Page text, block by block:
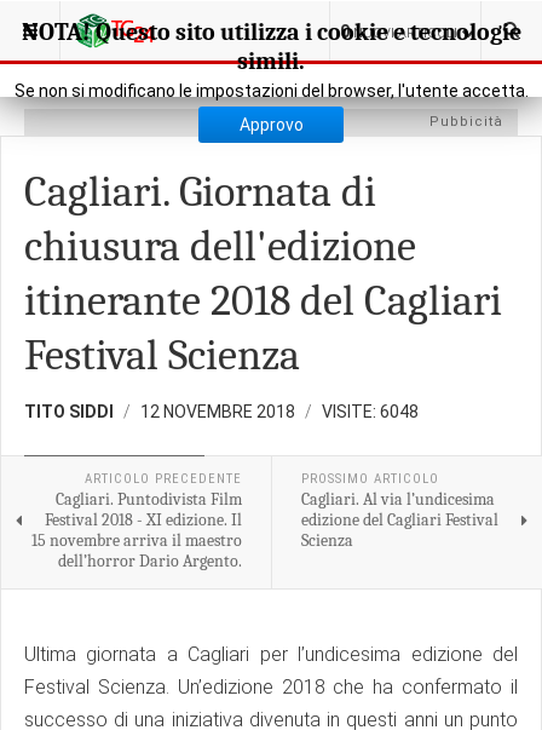
NOTA! Questo sito utilizza i cookie e tecnologie
simili.
Se non si modificano le impostazioni del browser, l'utente accetta.
Approvo
0 NUOVI ARTICOLI
SEI QUI: CULTURA EVENTI MANIFESTAZIONI
Pubbicità
Cagliari. Giornata di
chiusura dell'edizione
itinerante 2018 del Cagliari
Festival Scienza
TITO SIDDI 12 NOVEMBRE 2018 VISITE: 6048
ARTICOLO PRECEDENTE
Cagliari. Puntodivista Film
Festival 2018 - XI edizione. Il
15 novembre arriva il maestro
dell’horror Dario Argento.
PROSSIMO ARTICOLO
Cagliari. Al via l’undicesima
edizione del Cagliari Festival
Scienza
Ultima giornata a Cagliari per l’undicesima edizione del
Festival Scienza. Un’edizione 2018 che ha confermato il
successo di una iniziativa divenuta in questi anni un punto